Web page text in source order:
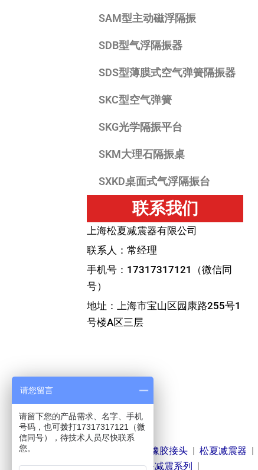
SAM型主动磁浮隔振
SDB型气浮隔振器
SDS型薄膜式空气弹簧隔振器
SKC型空气弹簧
SKG光学隔振平台
SKM大理石隔振桌
SXKD桌面式气浮隔振台
联系我们
上海松夏减震器有限公司
联系人：常经理
手机号：17317317121（微信同
号）
地址：上海市宝山区园康路255号1
号楼A区三层
友情链接
橡胶接头 | 松夏减震器 |
|薄膜式减震器|设备减震系列 |
请您留言
请留下您的产品需求、名字、手机
号码，也可拨打17317317121（微
信同号），待技术人员尽快联系
您。